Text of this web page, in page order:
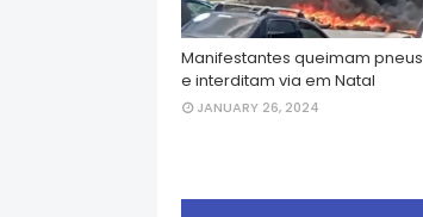
Manifestantes queimam pneus
e interditam via em Natal
JANUARY 26, 2024